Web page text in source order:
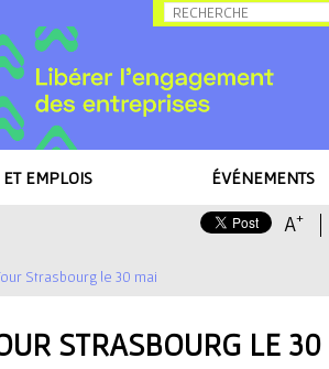
Allez au contenu
EMPLOIS ÉVÉNEMENTS
A+
Strasbourg le 30 mai
STRASBOURG LE 30